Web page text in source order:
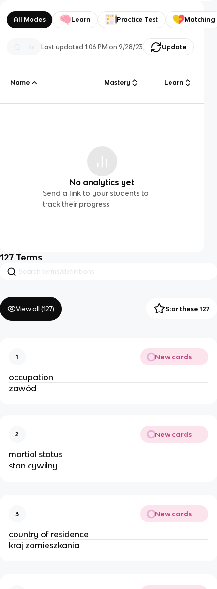
All Modes Learn Practice Test Matching
Last updated1:06 PM on 9/28/23 Update
Name Mastery Learn
No analytics yet
Send a link to your students to
track their progress
127 Terms
View all (127) Star these 127
1 New cards
occupation
zawód
2 New cards
martial status
stan cywilny
3 New cards
country of residence
kraj zamieszkania